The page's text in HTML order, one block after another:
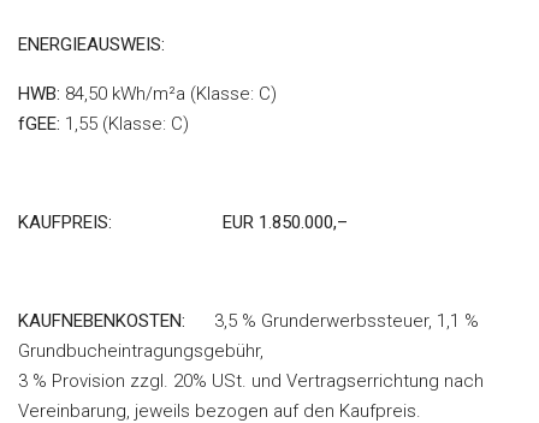
ENERGIEAUSWEIS:
HWB: 84,50 kWh/m²a (Klasse: C)
fGEE: 1,55 (Klasse: C)
KAUFPREIS: EUR 1.850.000,–
KAUFNEBENKOSTEN: 3,5 % Grunderwerbssteuer, 1,1 %
Grundbucheintragungsgebühr,
3 % Provision zzgl. 20% USt. und Vertragserrichtung nach
Vereinbarung, jeweils bezogen auf den Kaufpreis.